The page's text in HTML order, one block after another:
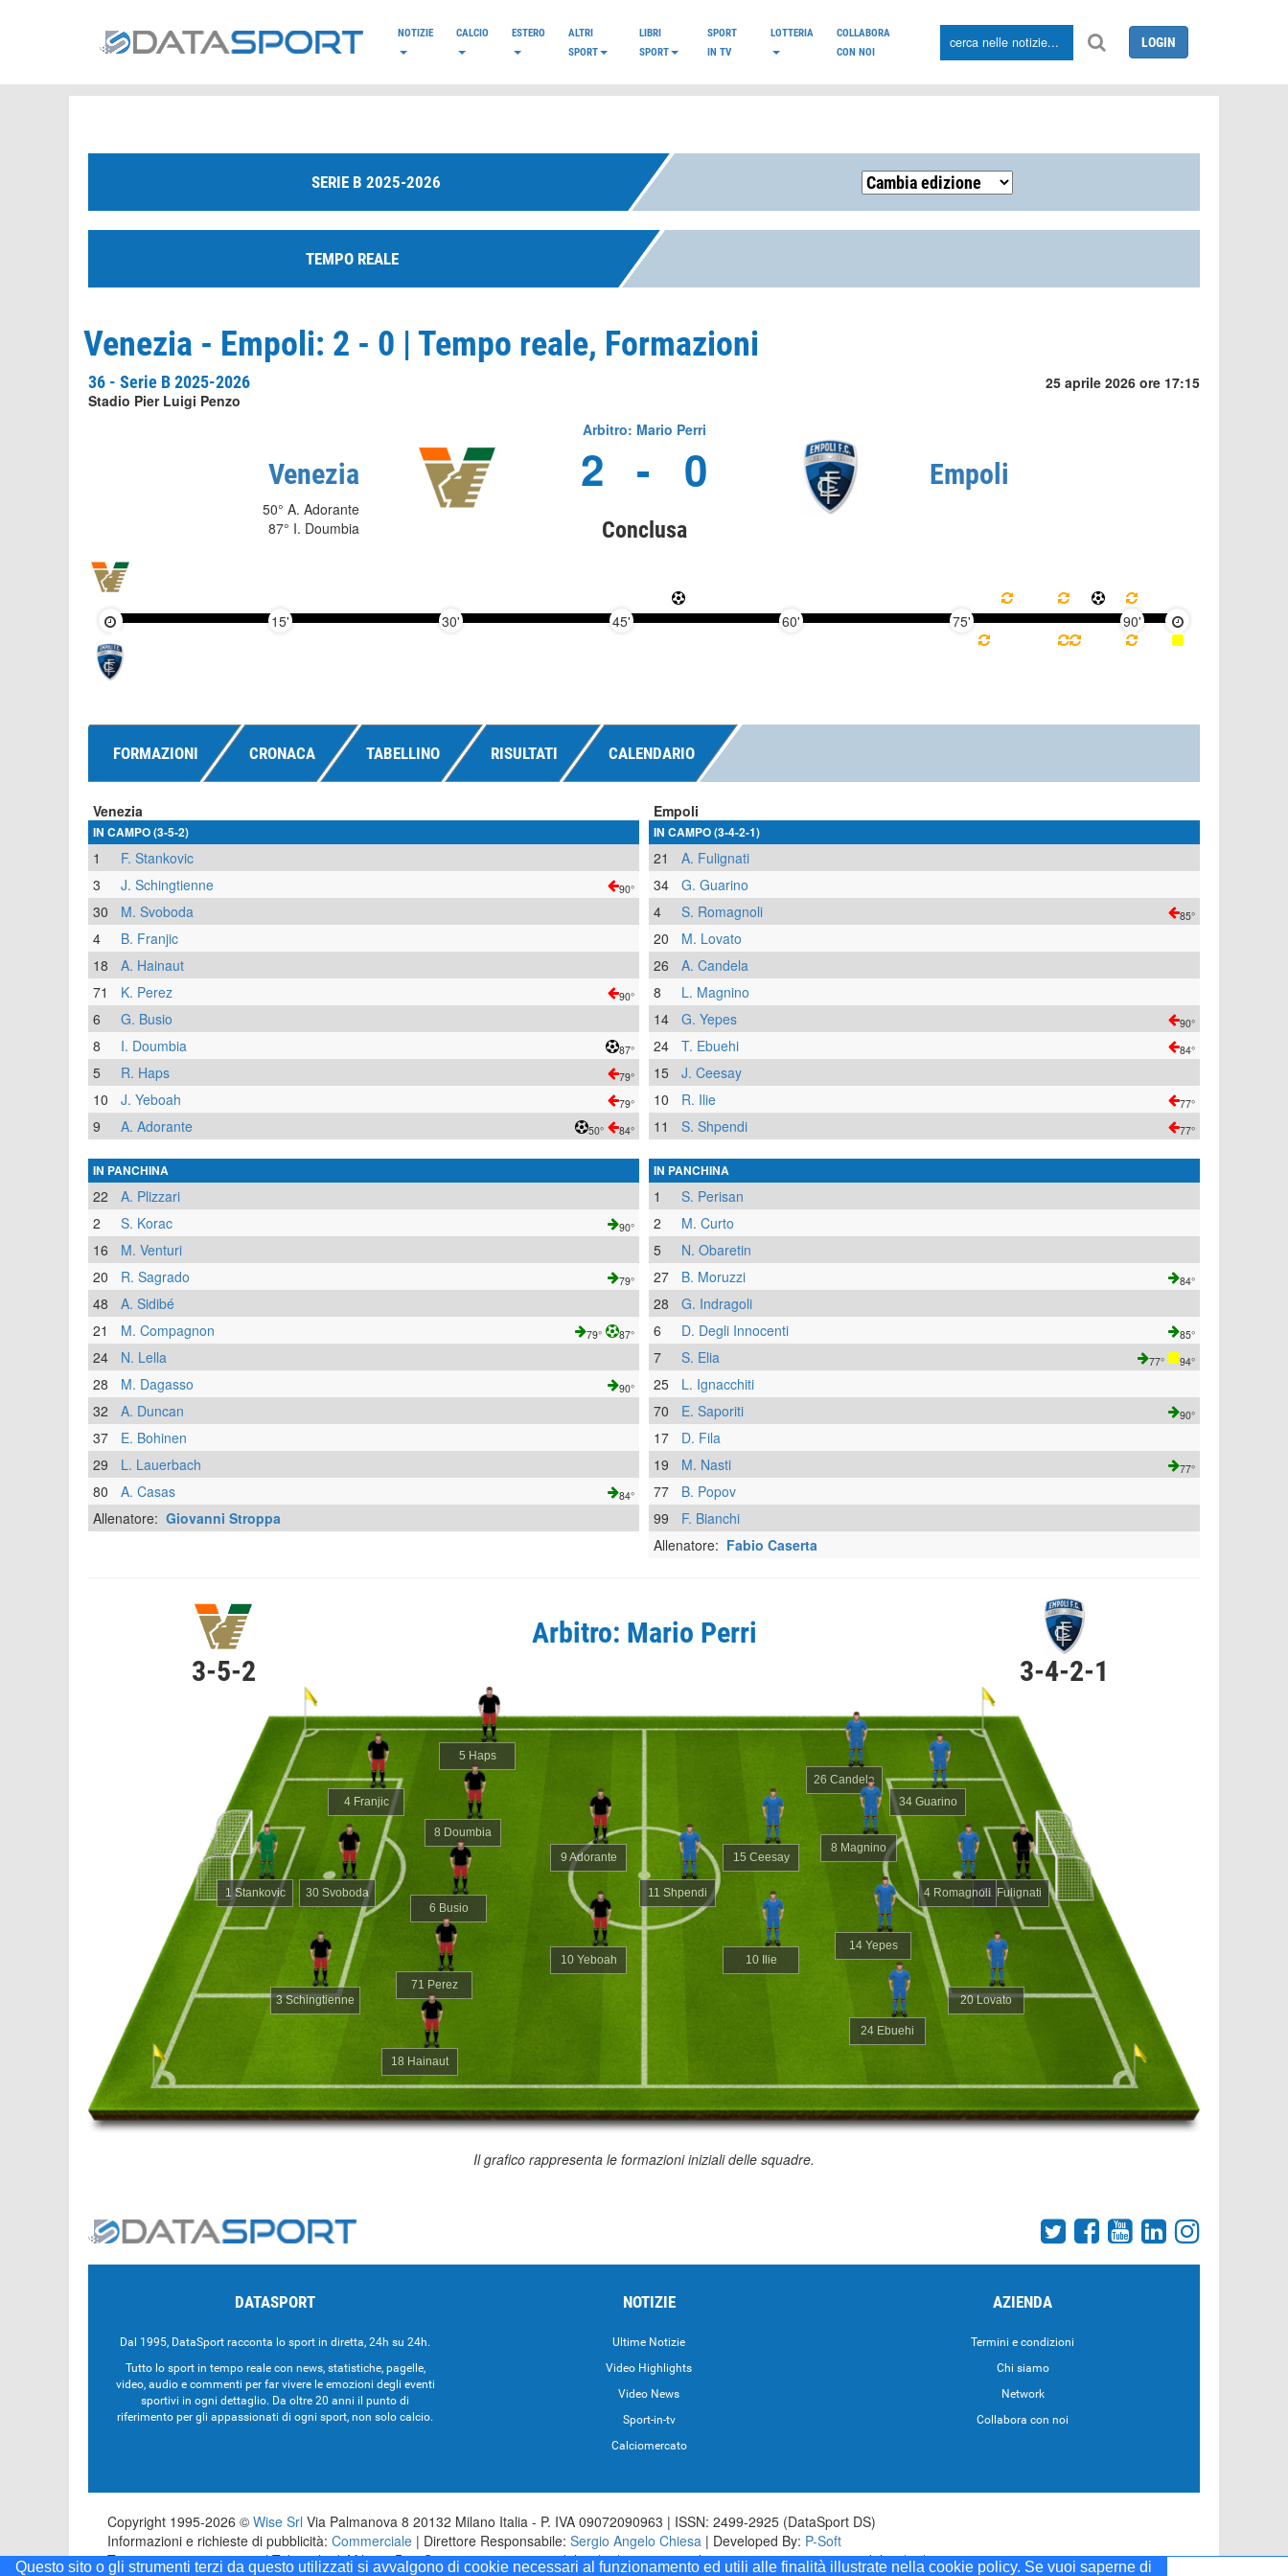
Questo sito o gli strumenti terzi da questo utilizzati si avvalgono di cookie necessari al funzionamento ed utili alle finalità illustrate nella cookie policy. Se vuoi saperne di
NOTIZIE CALCIO ESTERO
ALTRI
SPORT
LIBRI
SPORT
SPORT
IN TV
LOTTERIA
COLLABORA
CON NOI
LOGIN
SERIE B 2025-2026
TEMPO REALE
Venezia - Empoli: 2 - 0 | Tempo reale, Formazioni
36 - Serie B 2025-2026
Stadio Pier Luigi Penzo
25 aprile 2026 ore 17:15
Arbitro: Mario Perri
Venezia
50° A. Adorante
87° I. Doumbia
2 - 0
Conclusa
Empoli
15' 30' 45' 60' 75' 90'
FORMAZIONI CRONACA TABELLINO RISULTATI CALENDARIO
Venezia
IN CAMPO (3-5-2)
1
F. Stankovic
3
J. Schingtienne 90°
30
M. Svoboda
4
B. Franjic
18
A. Hainaut
71
K. Perez 90°
6
G. Busio
8
I. Doumbia 87°
5 R. Haps 79°
10 J. Yeboah 79°
9 A. Adorante 50° 84°
IN PANCHINA
22
A. Plizzari
2
S. Korac 90°
16
M. Venturi
20
R. Sagrado 79°
48
A. Sidibé
21
M. Compagnon 79° 87°
24
N. Lella
28
M. Dagasso 90°
32
A. Duncan
37
E. Bohinen
29
L. Lauerbach
80
A. Casas 84°
Allenatore: Giovanni Stroppa
Empoli
IN CAMPO (3-4-2-1)
21
A. Fulignati
34
G. Guarino
4
S. Romagnoli 85°
20
M. Lovato
26
A. Candela
8
L. Magnino
14
G. Yepes 90°
24 T. Ebuehi 84°
15
J. Ceesay
10
R. Ilie 77°
11 S. Shpendi 77°
IN PANCHINA
1
S. Perisan
2
M. Curto
5
N. Obaretin
27
B. Moruzzi 84°
28
G. Indragoli
6
D. Degli Innocenti 85°
7 S. Elia 77° 94°
25
L. Ignacchiti
70
E. Saporiti 90°
17
D. Fila
19
M. Nasti 77°
77
B. Popov
99
F. Bianchi
Allenatore: Fabio Caserta
3-5-2
Arbitro: Mario Perri
3-4-2-1
1 Stankovic 21 Fulignati
3 Schingtienne
34 Guarino
30 Svoboda 4 Romagnoli
4 Franjic
20 Lovato
18 Hainaut
26 Candela
71 Perez
8 Magnino
6 Busio
14 Yepes
8 Doumbia
24 Ebuehi
5 Haps
15 Ceesay
10 Yeboah 10 Ilie
9 Adorante
11 Shpendi
Il grafico rappresenta le formazioni iniziali delle squadre.
DATASPORT
Dal 1995, DataSport racconta lo sport in diretta, 24h su 24h.
Tutto lo sport in tempo reale con news, statistiche, pagelle,
video, audio e commenti per far vivere le emozioni degli eventi
sportivi in ogni dettaglio. Da oltre 20 anni il punto di
riferimento per gli appassionati di ogni sport, non solo calcio.
NOTIZIE
Ultime Notizie
Video Highlights
Video News
Sport-in-tv
Calciomercato
AZIENDA
Termini e condizioni
Chi siamo
Network
Collabora con noi
Copyright 1995-2026 © Wise Srl Via Palmanova 8 20132 Milano Italia - P. IVA 09072090963 | ISSN: 2499-2925 (DataSport DS)
Informazioni e richieste di pubblicità: Commerciale | Direttore Responsabile: Sergio Angelo Chiesa | Developed By: P-Soft
Testata registrata presso il Tribunale di Milano: DataSport iscrizione n.173 del 30/03/1985 - www.datasport.it iscrizione n.255 del 20/04/2001